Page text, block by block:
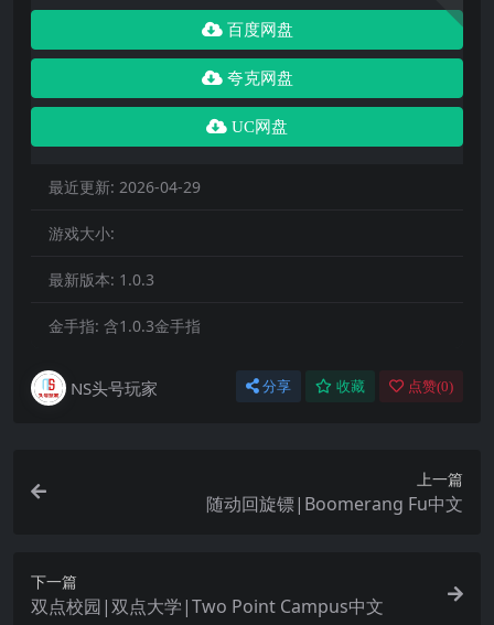
百度网盘
夸克网盘
UC网盘
最近更新: 2026-04-29
游戏大小:
最新版本: 1.0.3
金手指: 含1.0.3金手指
NS头号玩家 分享 收藏 点赞(0)
上一篇
随动回旋镖|Boomerang Fu中文
下一篇
双点校园|双点大学|Two Point Campus中文